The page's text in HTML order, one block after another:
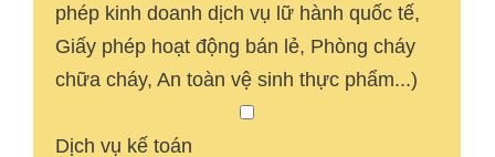
phép kinh doanh dịch vụ lữ hành quốc tế,
Giấy phép hoạt động bán lẻ, Phòng cháy
chữa cháy, An toàn vệ sinh thực phẩm...)
Dịch vụ kế toán